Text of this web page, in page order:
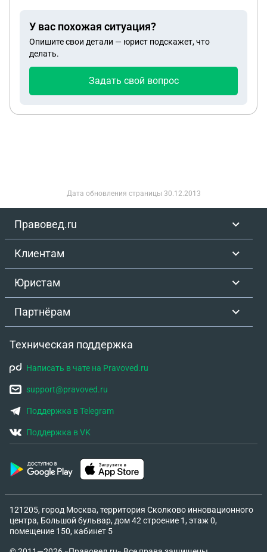
делать, в моем случае
У вас похожая ситуация?
Опишите свои детали — юрист подскажет, что
делать.
Задать свой вопрос
Дата обновления страницы 30.12.2013
Правовед.ru
Клиентам
Юристам
Партнёрам
Техническая поддержка
Написать в чате на Pravoved.ru
support@pravoved.ru
Поддержка в Telegram
Поддержка в VK
121205, город Москва, территория Сколково инновационного
центра, Большой бульвар, дом 42 строение 1, этаж 0,
помещение 150, кабинет 5